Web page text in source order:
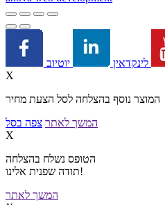
לינקדאין
X
המוצר נוסף בהצלחה לסל הצעת מחיר
המשך לאתר צפה בסל
X
הטופס נשלח בהצלחה
תודה שפנית אלינו!
המשך לאתר